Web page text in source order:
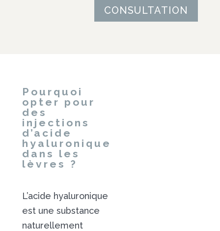
CONSULTATION
Pourquoi
opter pour
des
injections
d’acide
hyaluronique
dans les
lèvres ?
L’acide hyaluronique
est une substance
naturellement